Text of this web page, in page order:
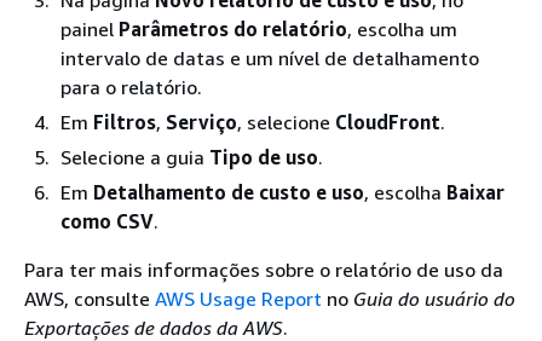
painel Parâmetros do relatório, escolha um
intervalo de datas e um nível de detalhamento
para o relatório.
Em Filtros, Serviço, selecione CloudFront.
Selecione a guia Tipo de uso.
Em Detalhamento de custo e uso, escolha Baixar
como CSV.
Para ter mais informações sobre o relatório de uso da
AWS, consulte AWS Usage Report no Guia do usuário do
Exportações de dados da AWS.